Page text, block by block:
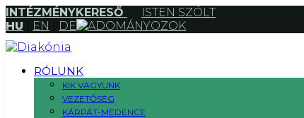
INTÉZMÉNYKERESŐ
ISTEN SZÓLT
HU
EN DE ADOMÁNYOZOK
RÓLUNK
KIK VAGYUNK
VEZETŐSÉG
KÁRPÁT-MEDENCE